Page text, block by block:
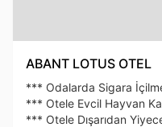
ABANT LOTUS OTEL
*** Odalarda Sigara
*** Otele Evcil Hayvan
*** Otele Dışarıdan